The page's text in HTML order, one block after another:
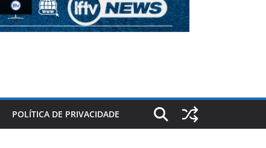
POLÍTICA DE PRIVACIDADE